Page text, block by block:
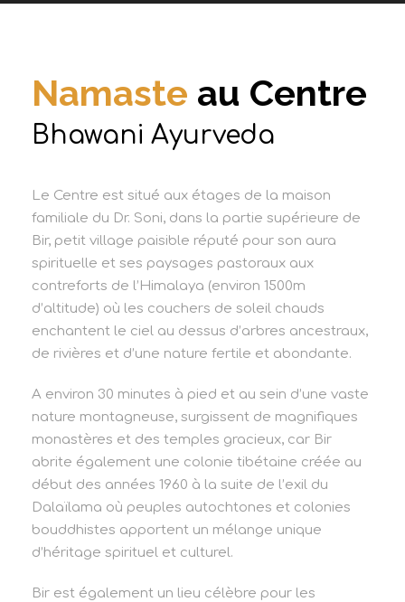
Namaste au Centre
Bhawani Ayurveda
Le Centre est situé aux étages de la maison
familiale du Dr. Soni, dans la partie supérieure de
Bir, petit village paisible réputé pour son aura
spirituelle et ses paysages pastoraux aux
contreforts de l’Himalaya (environ 1500m
d’altitude) où les couchers de soleil chauds
enchantent le ciel au dessus d’arbres ancestraux,
de rivières et d’une nature fertile et abondante.
A environ 30 minutes à pied et au sein d’une vaste
nature montagneuse, surgissent de magnifiques
monastères et des temples gracieux, car Bir
abrite également une colonie tibétaine créée au
début des années 1960 à la suite de l’exil du
Dalaïlama où peuples autochtones et colonies
bouddhistes apportent un mélange unique
d’héritage spirituel et culturel.
Bir est également un lieu célèbre pour les